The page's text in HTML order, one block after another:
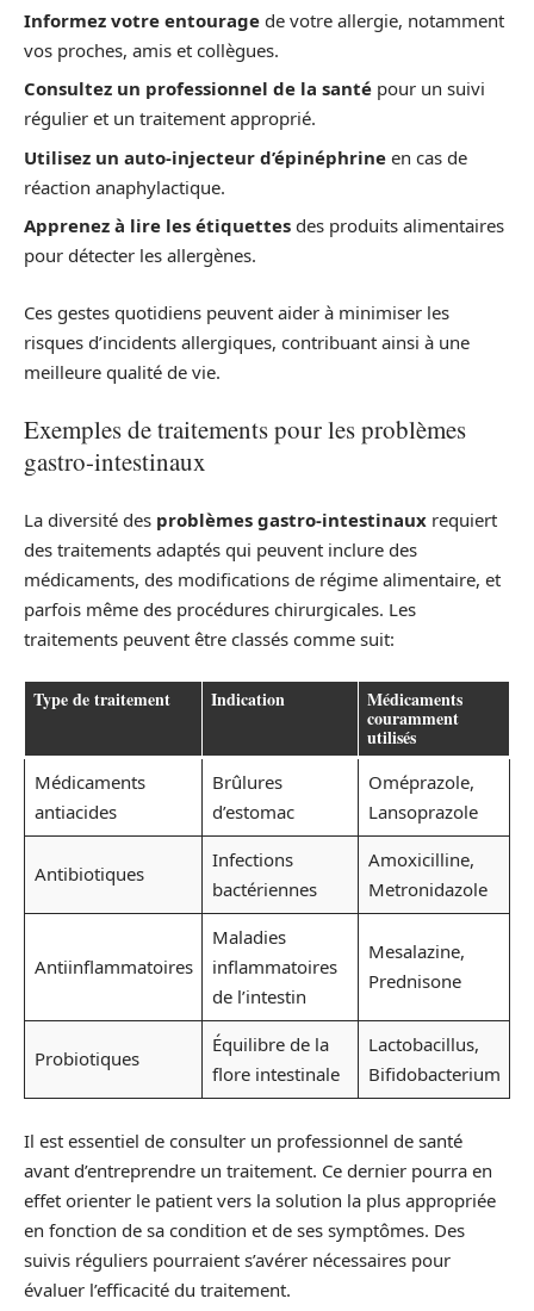
Informez votre entourage de votre allergie, notamment
vos proches, amis et collègues.
Consultez un professionnel de la santé pour un suivi
régulier et un traitement approprié.
Utilisez un auto-injecteur d’épinéphrine en cas de
réaction anaphylactique.
Apprenez à lire les étiquettes des produits alimentaires
pour détecter les allergènes.
Ces gestes quotidiens peuvent aider à minimiser les
risques d’incidents allergiques, contribuant ainsi à une
meilleure qualité de vie.
Exemples de traitements pour les problèmes
gastro-intestinaux
La diversité des problèmes gastro-intestinaux requiert
des traitements adaptés qui peuvent inclure des
médicaments, des modifications de régime alimentaire, et
parfois même des procédures chirurgicales. Les
traitements peuvent être classés comme suit:
Type de traitement Indication Médicaments
couramment
utilisés
Médicaments
antiacides
Brûlures
d’estomac
Oméprazole,
Lansoprazole
Antibiotiques
Infections
bactériennes
Amoxicilline,
Metronidazole
Antiinflammatoires
Maladies
inflammatoires
de l’intestin
Mesalazine,
Prednisone
Probiotiques
Équilibre de la
flore intestinale
Lactobacillus,
Bifidobacterium
Il est essentiel de consulter un professionnel de santé
avant d’entreprendre un traitement. Ce dernier pourra en
effet orienter le patient vers la solution la plus appropriée
en fonction de sa condition et de ses symptômes. Des
suivis réguliers pourraient s’avérer nécessaires pour
évaluer l’efficacité du traitement.